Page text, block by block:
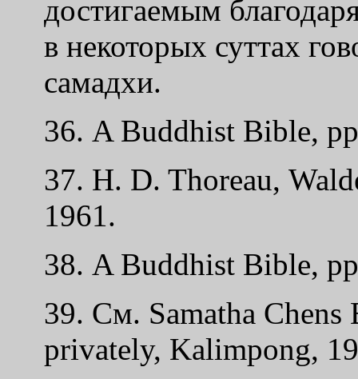
достигаемым
в некоторых суттах
самадхи.
36. A Buddhist Bible,
37. H. D. Thoreau,
1961.
38. A Buddhist Bible,
39. См. Samatha
privately, Kalimpong,